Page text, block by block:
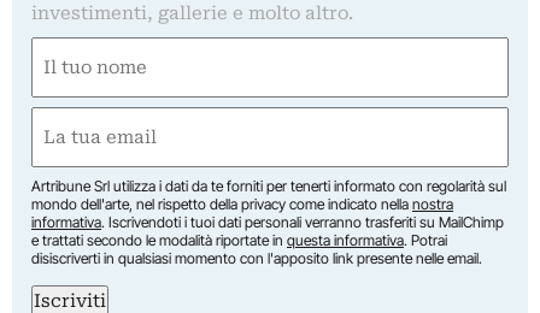
investimenti, gallerie e molto altro.
(Required)
First
(Required)
Artribune Srl utilizza i dati da te forniti per tenerti informato con regolarità sul
mondo dell'arte, nel rispetto della privacy come indicato nella nostra
informativa. Iscrivendoti i tuoi dati personali verranno trasferiti su MailChimp
e trattati secondo le modalità riportate in questa informativa. Potrai
disiscriverti in qualsiasi momento con l'apposito link presente nelle email.
Iscriviti